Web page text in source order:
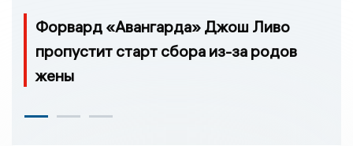
Форвард «Авангарда» Джош Ливо
пропустит старт сбора из-за родов
жены